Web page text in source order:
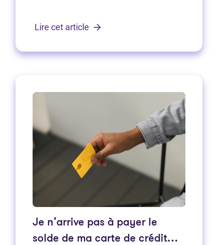
Lire cet article
Je n’arrive pas à payer le
solde de ma carte de crédit…